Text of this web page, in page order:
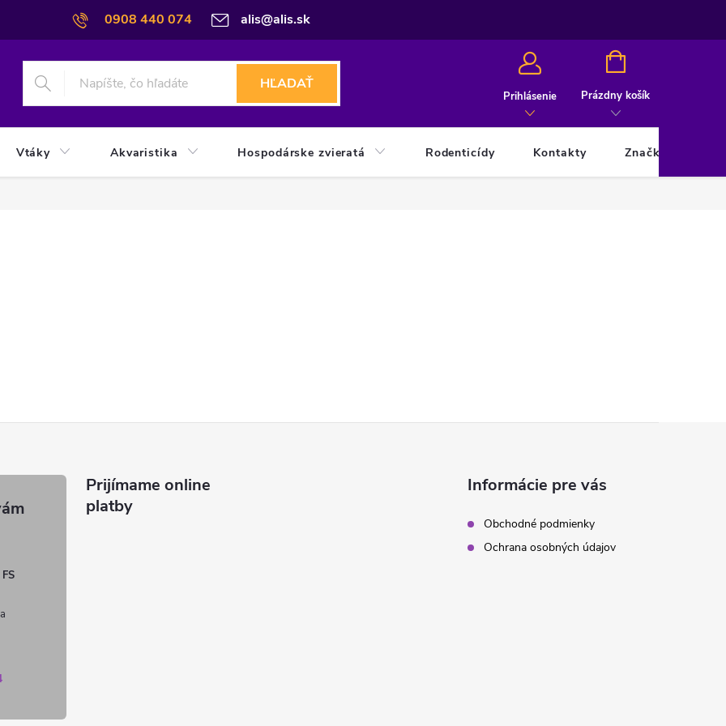
0908 440 074 alis@alis.sk
HĽADAŤ
Prihlásenie
NÁKUPNÝ
Prázdny košík
Vtáky Akvaristika Hospodárske zvieratá Rodenticídy Kontakty Značky
Prijímame online
platby
Informácie pre vás
Obchodné podmienky
Ochrana osobných údajov